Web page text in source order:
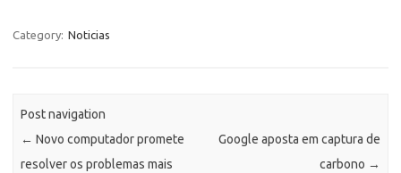
Category: Noticias
Post navigation
← Novo computador promete
resolver os problemas mais
Google aposta em captura de
carbono →